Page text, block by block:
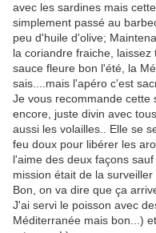
avec les sardines mais
simplement passé au
peu d'huile d'olive;
la coriandre fraiche,
sauce fleure bon l'été, la
sais....mais l'apéro c'est
Je vous recommande cette
encore, juste divin avec
aussi les volailles.. Elle se
feu doux pour libérer les
l'aime des deux façons
mission était de la
Bon, on va dire que ça
J'ai servi le poisson avec
Méditerranée mais bon...)